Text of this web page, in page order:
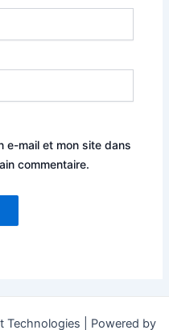
e-mail et mon site dans
commentaire.
| Powered by